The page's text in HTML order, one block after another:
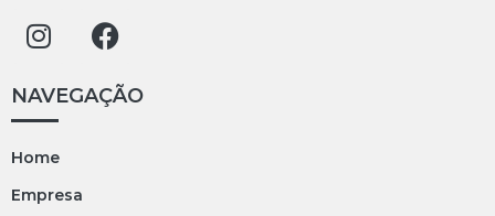
NAVEGAÇÃO
Home
Empresa